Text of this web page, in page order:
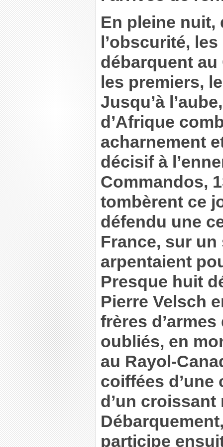
En pleine nuit,
l’obscurité,
débarquent au
les premiers,
Jusqu’à
d’Afrique
acharnement
décisif à
Commandos,
tombèrent ce
défendu une
France, sur un
arpentaient
Presque huit
Pierre Velsch
frères d’armes
oubliés, en
au Rayol-
coiffées
d’un
participe